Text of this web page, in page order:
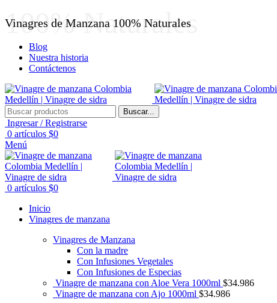
100% Naturales
Vinagres de Manzana 100% Naturales
Blog
Nuestra historia
Contáctenos
Buscar...
Ingresar / Registrarse
0 artículos $0
Menú
0 artículos $0
Inicio
Vinagres de manzana
Vinagres de Manzana
Con la madre
Con Infusiones Vegetales
Con Infusiones de Especias
Vinagre de manzana con Aloe Vera 1000ml $34.986
Vinagre de manzana con Ajo 1000ml $34.986